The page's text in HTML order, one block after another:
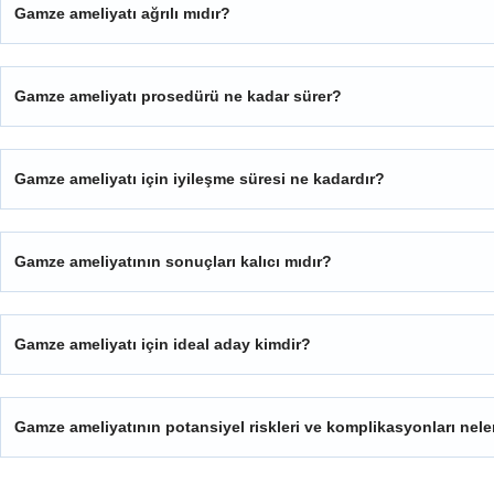
Gamze ameliyatı ağrılı mıdır?
Gamze ameliyatı prosedürü ne kadar sürer?
Gamze ameliyatı için iyileşme süresi ne kadardır?
Gamze ameliyatının sonuçları kalıcı mıdır?
Gamze ameliyatı için ideal aday kimdir?
Gamze ameliyatının potansiyel riskleri ve komplikasyonları